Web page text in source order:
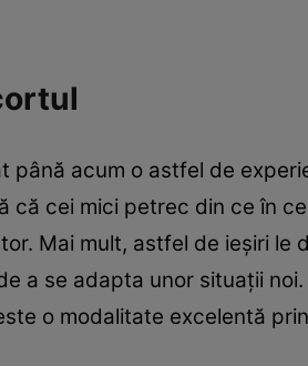
până acum o astfel de
că cei mici petrec din ce în
Mai mult, astfel de ieșiri
a se adapta unor situații
o modalitate excelentă